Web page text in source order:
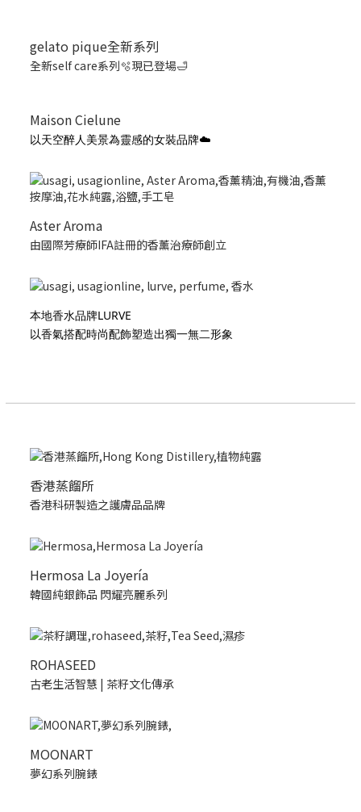
gelato pique全新系列
全新self care系列🫧現已登場🛁
Maison Cielune
以天空醉人美景為靈感的女裝品牌☁️
Aster Aroma
由國際芳療師IFA註冊的香薰治療師創立
本地香水品牌LURVE
以香氣搭配時尚配飾塑造出獨一無二形象
香港蒸餾所
香港科研製造之護膚品品牌
Hermosa La Joyería
韓國純銀飾品 閃耀亮麗系列
ROHASEED
古老生活智慧 | 茶籽文化傳承
MOONART
夢幻系列腕錶